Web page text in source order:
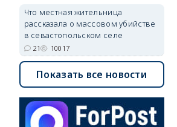
Сработало взрывное
устройство, заложенное под
автомобиль Владимира
Ткачука.
05/08/2026 17:18 1666
Что местная жительница
рассказала о массовом убийстве
в севастопольском селе
21 10017
Показать все новости